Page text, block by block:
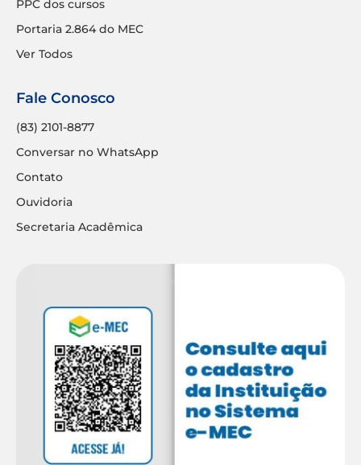
PPC dos cursos
Portaria 2.864 do MEC
Ver Todos
Fale Conosco
(83) 2101-8877
Conversar no WhatsApp
Contato
Ouvidoria
Secretaria Acadêmica